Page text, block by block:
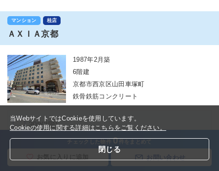
チェックした物件 0件をまとめて
マンション 桂店
ＡＸＩＡ京都
1987年2月築
6階建
京都市西京区山田車塚町
鉄骨鉄筋コンクリート
309(3階)
NEW 3.4 万円(管理費 6,000円)
当WebサイトではCookieを使用しています。
Cookieの使用に関する詳細はこちらをご覧ください。
閉じる